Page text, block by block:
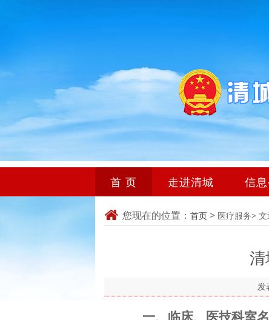
首 页 走进清城 信
您现在的位置： 首页 > 医疗服务>
发
一、临床、医技科室